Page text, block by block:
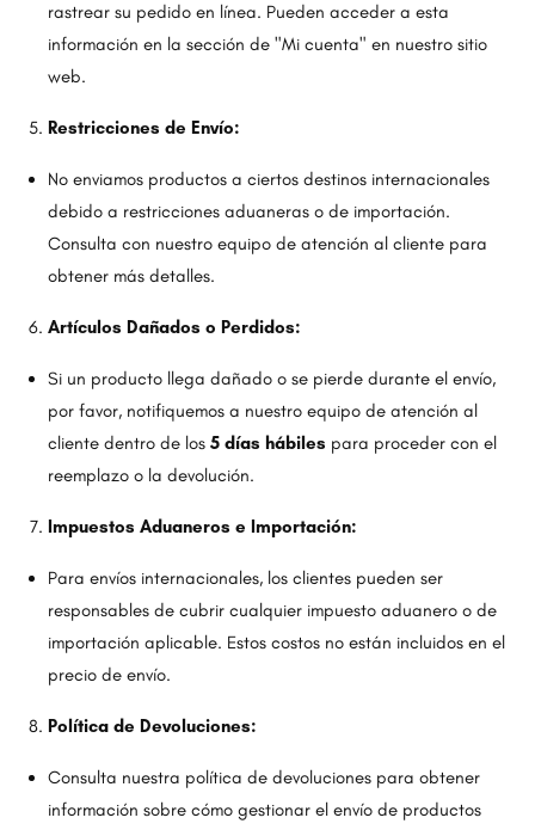
rastrear su pedido en línea. Pueden acceder a esta
información en la sección de "Mi cuenta" en nuestro sitio
web.
Restricciones de Envío:
No enviamos productos a ciertos destinos internacionales
debido a restricciones aduaneras o de importación.
Consulta con nuestro equipo de atención al cliente para
obtener más detalles.
Artículos Dañados o Perdidos:
Si un producto llega dañado o se pierde durante el envío,
por favor, notifiquemos a nuestro equipo de atención al
cliente dentro de los 5 días hábiles para proceder con el
reemplazo o la devolución.
Impuestos Aduaneros e Importación:
Para envíos internacionales, los clientes pueden ser
responsables de cubrir cualquier impuesto aduanero o de
importación aplicable. Estos costos no están incluidos en el
precio de envío.
Política de Devoluciones:
Consulta nuestra política de devoluciones para obtener
información sobre cómo gestionar el envío de productos